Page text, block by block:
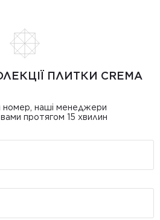
ПЛИТКИ CREMA
номер, наші менеджери
протягом 15 хвилин